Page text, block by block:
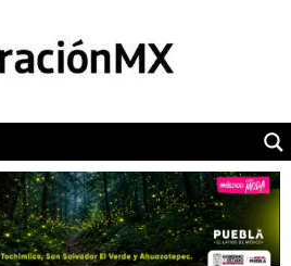
POLÍTICA
CAMALEÓN
OPINIÓN
DEPORTES